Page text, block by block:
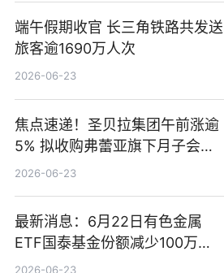
端午假期收官 长三角铁路共发送
旅客逾1690万人次
2026-06-23
焦点速递！圣贝拉集团午前涨逾
5% 拟收购弗蕾亚旗下月子会所
业务少数股权
2026-06-23
最新消息：6月22日有色金属
ETF国泰基金份额减少100万
份，重仓股紫金矿业、洛阳钼
2026-06-23